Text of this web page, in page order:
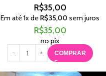
R$35,00
Em até1x de R$35,00 sem juros
R$35,00
no pix
COMPRAR